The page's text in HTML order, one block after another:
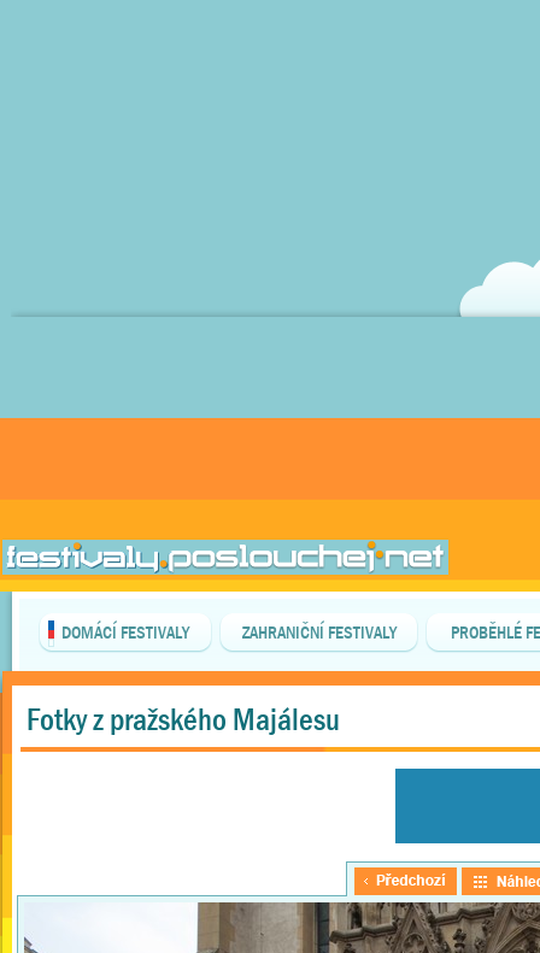
DOMÁCÍ FESTIVALY ZAHRANIČNÍ FESTIVALY PROBĚHLÉ
Fotky z pražského Majálesu